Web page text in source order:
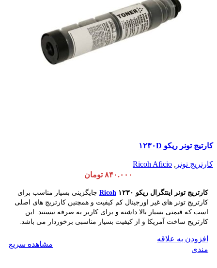
کارتیج تونر ریکو ۱۲۳۰D
کارتریج تونر ,
Ricoh Aficio
۸۴۰.۰۰۰ تومان
کارتریج تونر اینتگرال ریکو Ricoh ۱۲۳۰
جایگزینی بسیار مناسب برای
کارتریج تونر های غیر اورجینال کم کیفیت و همچنین کارتریج های اصلی
است که قیمتی بسیار بالا داشته و برای کاربر به صرفه نیستند. این
کارتریج ساخت آمریکا و از کیفیت بسیار مناسبی برخوردار می باشد.
افزودن به علاقه
مندی
مشاهده سریع